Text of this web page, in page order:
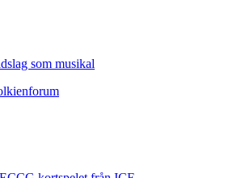
som musikal